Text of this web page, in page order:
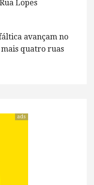
Lopes
avançam no
quatro ruas
ads